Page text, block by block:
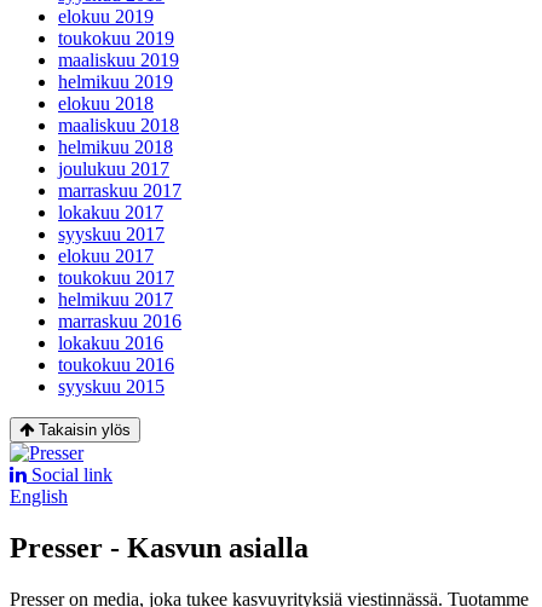
elokuu 2019
toukokuu 2019
maaliskuu 2019
helmikuu 2019
elokuu 2018
maaliskuu 2018
helmikuu 2018
joulukuu 2017
marraskuu 2017
lokakuu 2017
syyskuu 2017
elokuu 2017
toukokuu 2017
helmikuu 2017
marraskuu 2016
lokakuu 2016
toukokuu 2016
syyskuu 2015
Takaisin ylös
Social link
English
Presser - Kasvun asialla
Presser on media, joka tukee kasvuyrityksiä viestinnässä. Tuotamme